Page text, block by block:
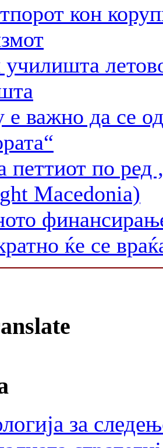
кон
важно да се
петтиот по
Macedonia)
ќе се
за